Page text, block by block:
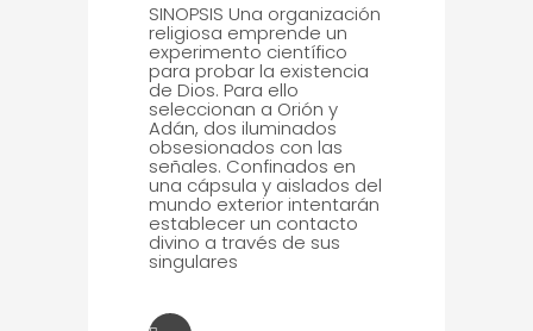
SINOPSIS Una organización
religiosa emprende un
experimento científico
para probar la existencia
de Dios. Para ello
seleccionan a Orión y
Adán, dos iluminados
obsesionados con las
señales. Confinados en
una cápsula y aislados del
mundo exterior intentarán
establecer un contacto
divino a través de sus
singulares